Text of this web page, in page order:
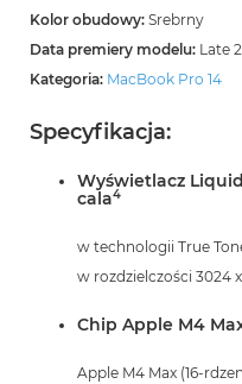
Kolor obudowy: Srebrny
Data premiery modelu: Late
Kategoria: MacBook Pro 14
Specyfikacja:
Wyświetlacz
cala4
w technologii True
w rozdzielczości 3024
Chip Apple M4
Apple M4 Max (16-